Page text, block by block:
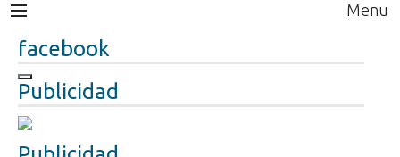
Menu
facebook
Publicidad